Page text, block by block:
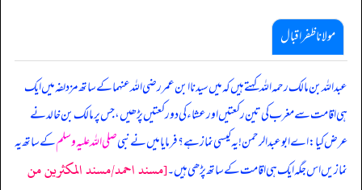
مولانا ظفر اقبال
عبداللہ بن مالک رحمہ اللہ کہتے ہیں کہ میں سیدنا ابن عمر رضی اللہ عنہما کے ساتھ مزدلفہ میں ایک
ہی اقامت سے مغرب کی تین رکعتیں اور عشاء کی دو رکعتیں پڑھیں، جس پر مالک بن خالد نے
عرض کیا: اے ابوعبدالرحمن! یہ کیسی نماز ہے؟ فرمایا میں نے نبیصلی اللہ علیہ وسلمکے ساتھ یہ
نمازیں اس جگہ ایک ہی اقامت کے ساتھ پڑھی ہیں۔[مسند احمد/مسند المكثرين من